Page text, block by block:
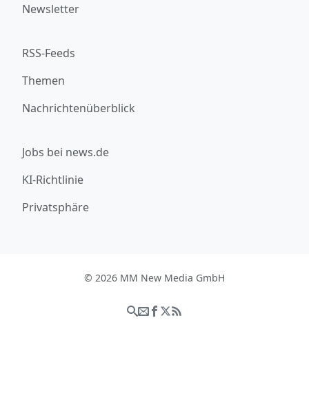
Newsletter
RSS-Feeds
Themen
Nachrichtenüberblick
Jobs bei news.de
KI-Richtlinie
Privatsphäre
© 2026 MM New Media GmbH